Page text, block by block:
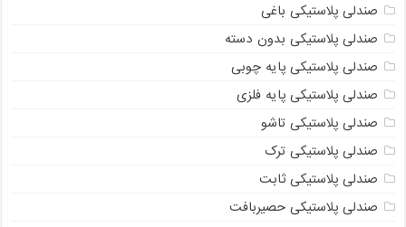
صندلی پلاستیکی باغی
صندلی پلاستیکی بدون دسته
صندلی پلاستیکی پایه چوبی
صندلی پلاستیکی پایه فلزی
صندلی پلاستیکی تاشو
صندلی پلاستیکی ترک
صندلی پلاستیکی ثابت
صندلی پلاستیکی حصیربافت